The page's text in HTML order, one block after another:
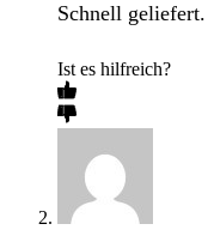
Schnell geliefert.
Ist es hilfreich?